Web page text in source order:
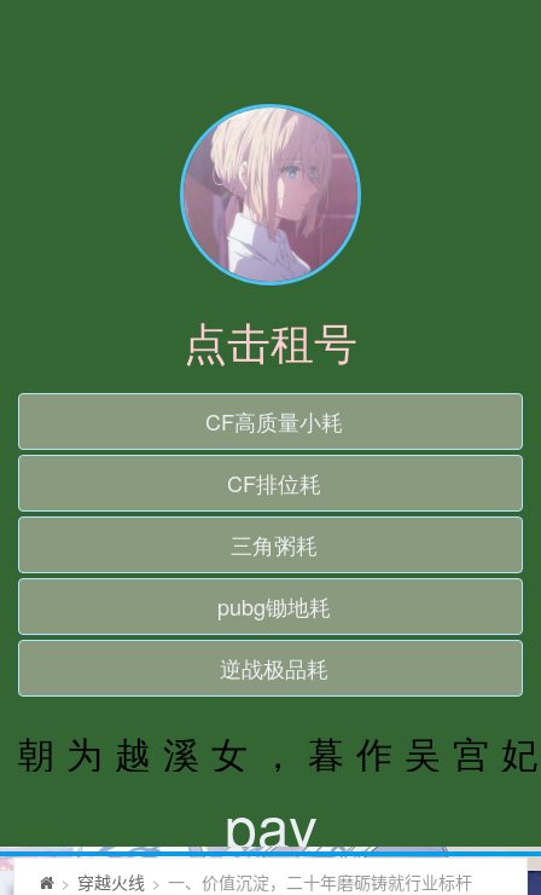
> 穿越火线 > 一、价值沉淀，二十年磨砺铸就行业标杆